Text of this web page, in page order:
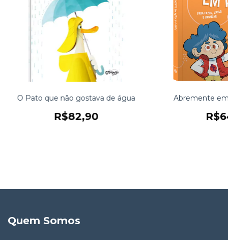
O Pato que não gostava de água
R$82,90
Abremente
Quem Somos